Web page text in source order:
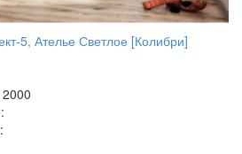
5, Ателье Светлое [Колибри]